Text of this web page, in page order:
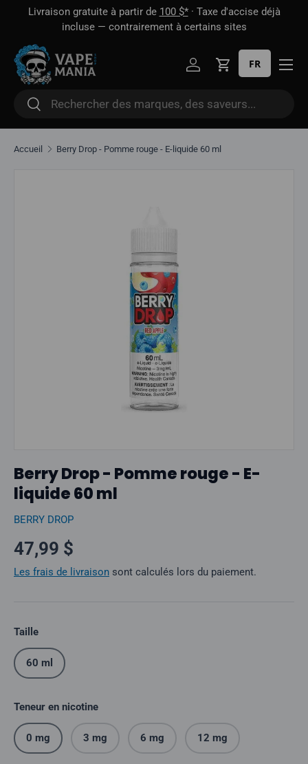
Aller directement au contenu
Livraison gratuite à partir de 100 $*· Taxe d'accise déjà
incluse — contrairement à certains sites
Rechercher
Rechercher
Se connecter
Panier
FR
Accueil Berry Drop - Pomme rouge - E-liquide 60 ml
Berry Drop - Pomme rouge - E-
liquide 60 ml
BERRY DROP
Prix normal
47,99 $
Les frais de livraison sont calculés lors du paiement.
Taille
60 ml
Teneur en nicotine
0 mg 3 mg 6 mg 12 mg